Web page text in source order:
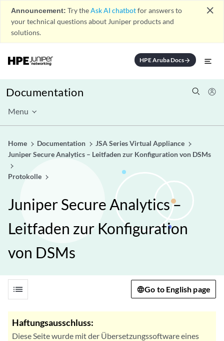
Announcement: Try theAsk AI chatbotfor answers to
your technical questions about Juniper products and
solutions.
close
HPE Aruba Docsarrow_forward
Documentation
Menu
Home Documentation
JSA Series Virtual Appliance
Juniper Secure Analytics – Leitfaden zur Konfiguration von DSMs
Protokolle
Juniper Secure Analytics –
Leitfaden zur Konfiguration
von DSMs
list Go to English page
Haftungsausschluss:
Diese Seite wurde mit der Übersetzungssoftware eines